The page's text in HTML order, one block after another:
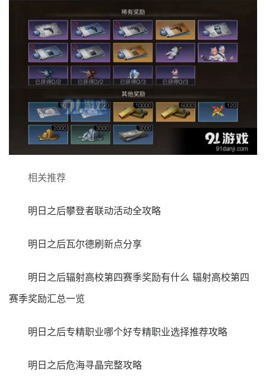
相关推荐
明日之后攀登者联动活动全攻略
明日之后瓦尔德刷新点分享
明日之后辐射高校第四赛季奖励有什么 辐射高校第四
赛季奖励汇总一览
明日之后专精职业哪个好专精职业选择推荐攻略
明日之后危海寻晶完整攻略